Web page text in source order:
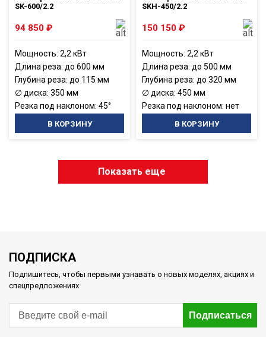
SK-600/2.2
94 850 ₽
Мощность: 2,2 кВт
Длина реза: до 600 мм
Глубина реза: до 115 мм
∅ диска: 350 мм
Резка под наклоном: 45°
В КОРЗИНУ
SKH-450/2.2
150 150 ₽
Мощность: 2,2 кВт
Длина реза: до 500 мм
Глубина реза: до 320 мм
∅ диска: 450 мм
Резка под наклоном: нет
В КОРЗИНУ
Показать еще
ПОДПИСКА
Подпишитесь, чтобы первыми узнавать о новых моделях, акциях и
спецпредложениях
Подписаться